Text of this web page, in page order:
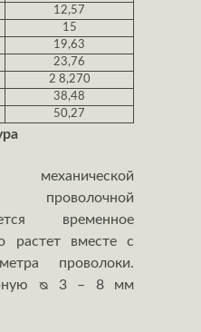
12,57
15
19,63
23,76
2 8,270
38,48
50,27
проволочной
временное
растет вместе с
проволоки.
ᴓ 3 – 8 мм